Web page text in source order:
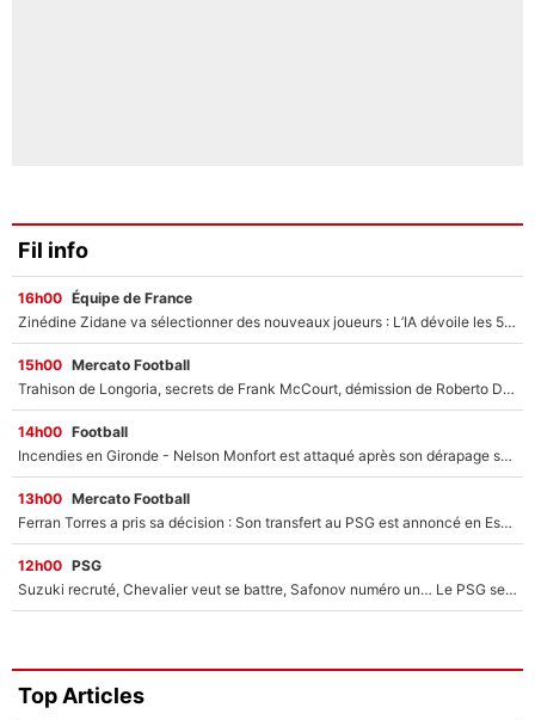
Fil info
16h00 Équipe de France
Zinédine Zidane va sélectionner des nouveaux joueurs : L’IA dévoile les 5 cracks qui pourraient rapidement le rejoindre en équipe de France !
15h00 Mercato Football
Trahison de Longoria, secrets de Frank McCourt, démission de Roberto De Zerbi : Medhi Benatia se lâche sur son départ de l'OM et fait d'importantes révélations
14h00 Football
Incendies en Gironde - Nelson Monfort est attaqué après son dérapage sur CNews : «Et lui, il prend combien pour parler dans un studio climatisé?»
13h00 Mercato Football
Ferran Torres a pris sa décision : Son transfert au PSG est annoncé en Espagne !
12h00 PSG
Suzuki recruté, Chevalier veut se battre, Safonov numéro un… Le PSG se lance encore dans un gros chantier pour le poste de gardien de but
Top Articles